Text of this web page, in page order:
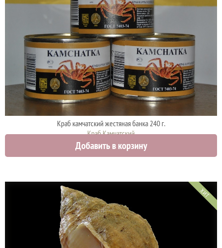
Краб камчатский жестяная банка 240 г.
Краб Камчатский
2570 руб.
Добавить в корзину
ХИТ